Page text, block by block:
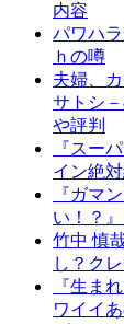
内容
パワハ
ｈの噂
夫婦、
サトシ
や評判
『スー
イン絶
『ガマ
い！？
竹中 慎
し？ク
『生ま
ワイイ